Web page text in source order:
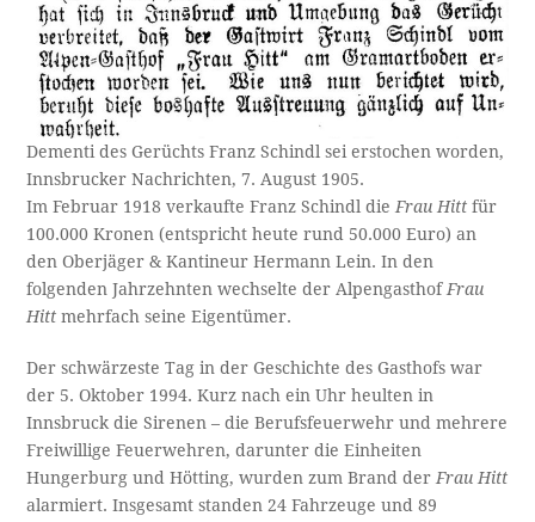
Dementi des Gerüchts Franz Schindl sei erstochen worden,
Innsbrucker Nachrichten, 7. August 1905.
Im Februar 1918 verkaufte Franz Schindl dieFrau Hitt für
100.000 Kronen (entspricht heute rund 50.000 Euro) an
den Oberjäger & Kantineur Hermann Lein. In den
folgenden Jahrzehnten wechselte der AlpengasthofFrau
Hitt mehrfach seine Eigentümer.
Der schwärzeste Tag in der Geschichte des Gasthofs war
der 5. Oktober 1994. Kurz nach ein Uhr heulten in
Innsbruck die Sirenen – die Berufsfeuerwehr und mehrere
Freiwillige Feuerwehren, darunter die Einheiten
Hungerburg und Hötting, wurden zum Brand derFrau Hitt
alarmiert. Insgesamt standen 24 Fahrzeuge und 89